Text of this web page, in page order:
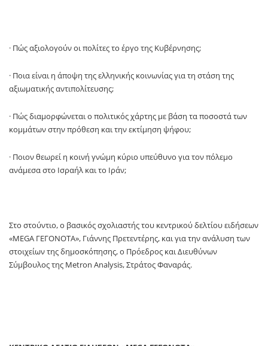
· Πώς αξιολογούν οι πολίτες το έργο της Κυβέρνησης;
· Ποια είναι η άποψη της ελληνικής κοινωνίας για τη στάση της
αξιωματικής αντιπολίτευσης;
· Πώς διαμορφώνεται ο πολιτικός χάρτης με βάση τα ποσοστά των
κομμάτων στην πρόθεση και την εκτίμηση ψήφου;
· Ποιον θεωρεί η κοινή γνώμη κύριο υπεύθυνο για τον πόλεμο
ανάμεσα στο Ισραήλ και το Ιράν;
Στο στούντιο, ο βασικός σχολιαστής του κεντρικού δελτίου ειδήσεων
«MEGA ΓΕΓΟΝΟΤΑ», Γιάννης Πρετεντέρης, και για την ανάλυση των
στοιχείων της δημοσκόπησης, ο Πρόεδρος και Διευθύνων
Σύμβουλος της Metron Analysis, Στράτος Φαναράς.